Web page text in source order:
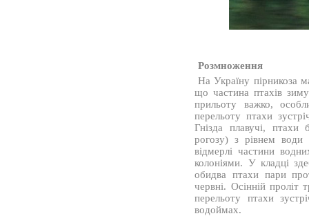
Розмноження
На Україну пірникоза
що частина птахів
прильоту важко,
перельоту птахи
Гнізда плавучі, птахи
рогозу) з рівнем води
відмерлі частини
колоніями. У кладці
обидва птахи пари
червні. Осінній проліт
перельоту птахи
водоймах.